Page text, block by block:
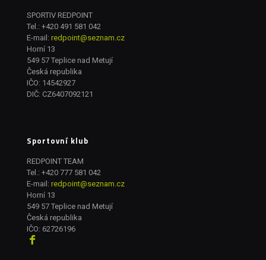
SPORTIV REDPOINT
Tel.: +420 491 581 042
E-mail: redpoint@seznam.cz
Horní 13
549 57 Teplice nad Metují
Česká republika
IČO: 14542927
DIČ: CZ6407092121
Sportovní klub
REDPOINT TEAM
Tel.: +420 777 581 042
E-mail: redpoint@seznam.cz
Horní 13
549 57 Teplice nad Metují
Česká republika
IČO: 62726196